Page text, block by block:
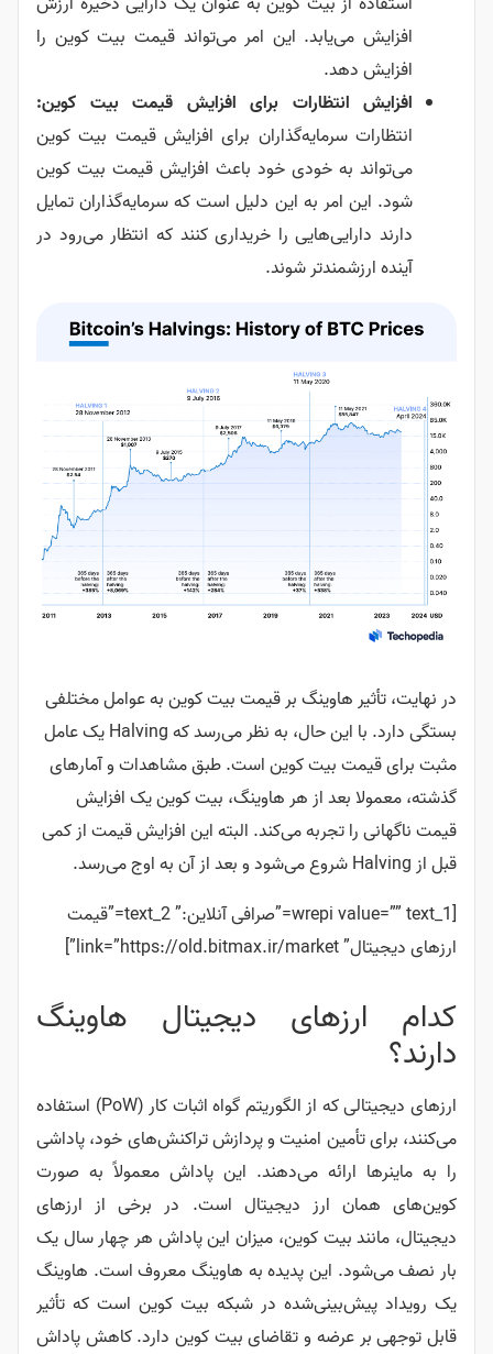
افزایش می‌یابد. این امر می‌تواند قیمت بیت کوین را
افزایش دهد.
افزایش انتظارات برای افزایش قیمت بیت کوین:
انتظارات سرمایه‌گذاران برای افزایش قیمت بیت کوین
می‌تواند به خودی خود باعث افزایش قیمت بیت کوین
شود. این امر به این دلیل است که سرمایه‌گذاران تمایل
دارند دارایی‌هایی را خریداری کنند که انتظار می‌رود در
آینده ارزشمندتر شوند.
در نهایت، تأثیر هاوینگ بر قیمت بیت کوین به عوامل مختلفی
بستگی دارد. با این حال، به نظر می‌رسد که Halving یک عامل
مثبت برای قیمت بیت کوین است.طبق مشاهدات و آمارهای
گذشته، معمولا بعد از هر هاوینگ، بیت کوین یک افزایش
قیمت ناگهانی را تجربه می‌کند. البته این افزایش قیمت از کمی
قبل از Halving شروع می‌شود و بعد از آن به اوج می‌رسد.
[wrepi value=”” text_1=”صرافی آنلاین:” text_2=”قیمت
ارزهای دیجیتال” link=”https://old.bitmax.ir/market”]
کدام ارزهای دیجیتال هاوینگ
دارند؟
ارزهای دیجیتالی که از الگوریتم گواه اثبات کار (PoW) استفاده
می‌کنند، برای تأمین امنیت و پردازش تراکنش‌های خود، پاداشی
را به ماینرها ارائه می‌دهند. این پاداش معمولاً به صورت
کوین‌های همان ارز دیجیتال است. در برخی از ارزهای
دیجیتال، مانند بیت کوین، میزان این پاداش هر چهار سال یک
بار نصف می‌شود. این پدیده به هاوینگ معروف است. هاوینگ
یک رویداد پیش‌بینی‌شده در شبکه بیت کوین است که تأثیر
قابل توجهی بر عرضه و تقاضای بیت کوین دارد. کاهش پاداش